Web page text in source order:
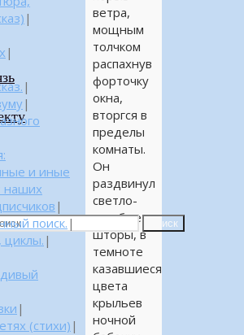
Поиск
ветра,
мощным
толчком
распахнув
форточку
окна,
вторгся в
пределы
комнаты.
Он
раздвинул
светло-
голубые
шторы, в
темноте
казавшиеся
цвета
крыльев
ночной
|
|
|
|
и иные
наших
|
поиск. |
циклы. |
|
(стихи) |